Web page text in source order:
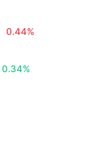
0.44%
0.34%